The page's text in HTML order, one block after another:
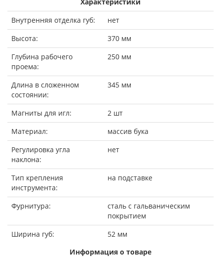
Внутренняя отделка губ:
нет
Высота:
370 мм
Глубина рабочего
проема:
250 мм
Длина в сложенном
состоянии:
345 мм
Магниты для игл:
2 шт
Материал:
массив бука
Регулировка угла
наклона:
нет
Тип крепления
инструмента:
на подставке
Фурнитура:
сталь с гальваническим
покрытием
Ширина губ:
52 мм
Информация о товаре